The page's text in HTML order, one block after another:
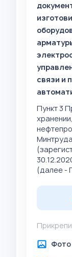
связи и
Пункт 3
Минтруда
(далее -
Фото